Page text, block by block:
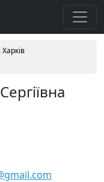
Харків